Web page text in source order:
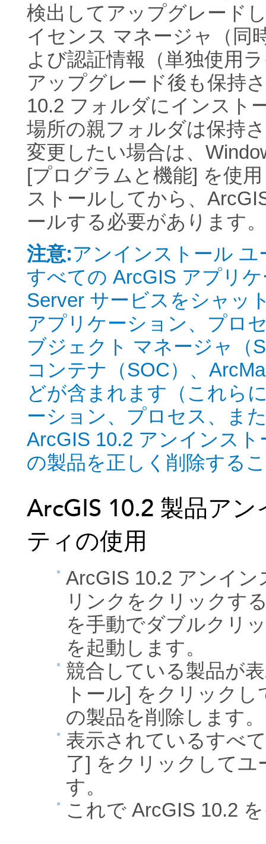
検出してアップグレード
イセンス マネージャ（同
よび認証情報（単独使用
アップグレード後も保持
10.2 フォルダにインスト
場所の親フォルダは保持
変更したい場合は、
[プログラムと機能] を使
ストールしてから、
ールする必要があります。
注意:アンインストール
すべての ArcGIS アプリ
Server サービスをシャッ
アプリケーション、プロ
ブジェクト マネージャ（
コンテナ（SOC）、
どが含まれます（これら
ーション、プロセス、ま
ArcGIS 10.2 アンインス
の製品を正しく削除する
ArcGIS 10.2 製品ア
ティの使用
ArcGIS 10.2 アンイ
リンクをクリックす
を手動でダブルクリ
を起動します。
競合している製品が
トール] をクリック
の製品を削除します。
表示されているすべ
了] をクリックして
す。
これで ArcGIS 10.2